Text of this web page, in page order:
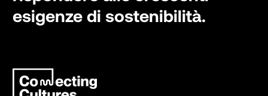
esigenze di sostenibilità.